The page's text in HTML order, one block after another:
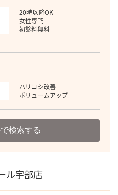
20時以降OK
女性専門
初診料無料
ハリコシ改善
ボリュームアップ
検索する
ル宇部店